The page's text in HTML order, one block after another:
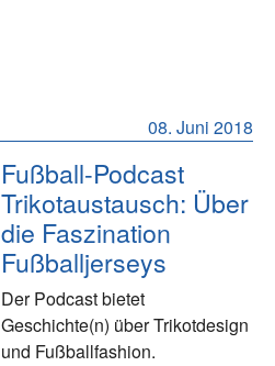
08. Juni 2018
Fußball-Podcast
Trikotaustausch: Über
die Faszination
Fußballjerseys
Der Podcast bietet
Geschichte(n) über Trikotdesign
und Fußballfashion.